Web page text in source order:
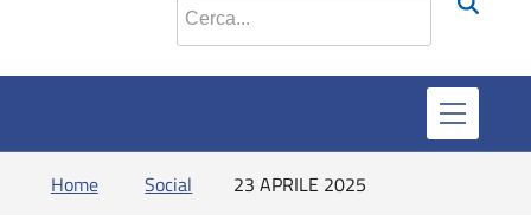
Cerca nel sito
Home Social 23 APRILE 2025